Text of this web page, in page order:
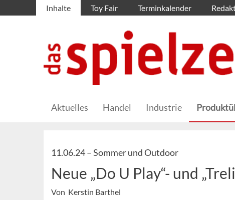
Inhalte Toy Fair Terminkalender
Aktuelles Handel Industrie
11.06.24 –Sommer und Outdoor
Neue „Do U Play“- und
Von Kerstin Barthel